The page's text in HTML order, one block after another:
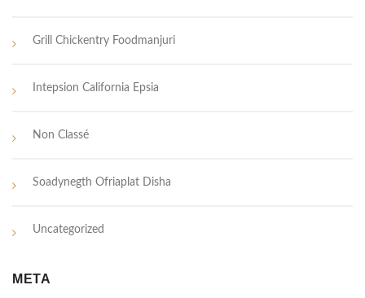
Grill Chickentry Foodmanjuri
Intepsion California Epsia
Non Classé
Soadynegth Ofriaplat Disha
Uncategorized
META